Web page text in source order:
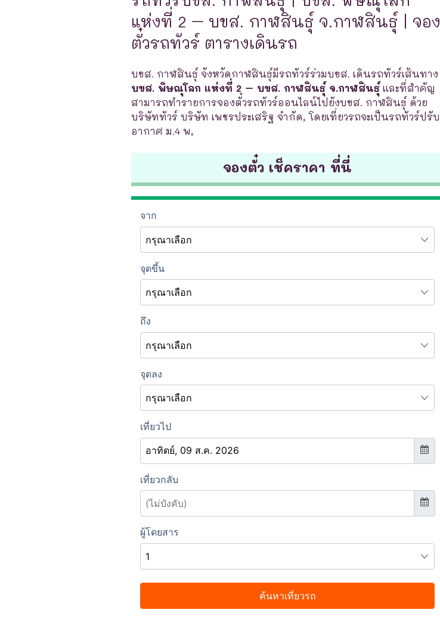
แห่งที่ 2 – บขส. กาฬสินธุ์ จ.กาฬสินธุ์ | จอง
ตั๋วรถทัวร์ ตารางเดินรถ
บขส. กาฬสินธุ์ จังหวัดกาฬสินธุ์มีรถทัวร์ร่วมบขส. เดินรถทัวร์เส้นทาง
บขส. พิษณุโลก แห่งที่ 2 – บขส. กาฬสินธุ์ จ.กาฬสินธุ์ และที่สำคัญ
สามารถทำรายการจองตั๋วรถทัวร์ออนไลน์ไปยังบขส. กาฬสินธุ์ ด้วย
บริษัททัวร์ บริษัท เพชรประเสริฐ จำกัด, โดยเที่ยวรถจะเป็นรถทัวร์ปรับ
อากาศ ม.4 พ,
จองตั๋ว เช็คราคา ที่นี่